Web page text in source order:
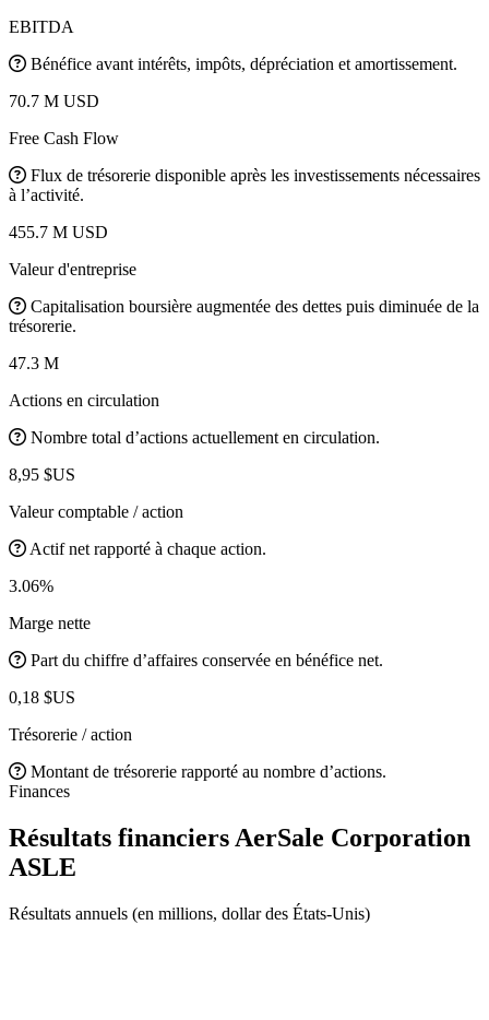
EBITDA
Bénéfice avant intérêts, impôts, dépréciation et amortissement.
70.7 M USD
Free Cash Flow
Flux de trésorerie disponible après les investissements nécessaires
à l’activité.
455.7 M USD
Valeur d'entreprise
Capitalisation boursière augmentée des dettes puis diminuée de la
trésorerie.
47.3 M
Actions en circulation
Nombre total d’actions actuellement en circulation.
8,95 $US
Valeur comptable / action
Actif net rapporté à chaque action.
3.06%
Marge nette
Part du chiffre d’affaires conservée en bénéfice net.
0,18 $US
Trésorerie / action
Montant de trésorerie rapporté au nombre d’actions.
Finances
Résultats financiers AerSale Corporation
ASLE
Résultats annuels (en millions, dollar des États-Unis)